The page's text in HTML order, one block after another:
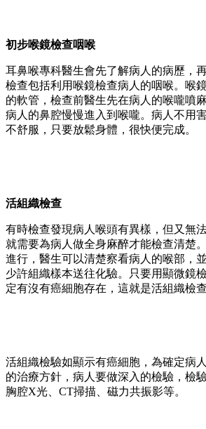
初步喉鏡檢查咽喉
耳鼻喉專科醫生會先了解病人的病歷，
檢查包括利用喉鏡檢查病人的咽喉。喉
的軟管，檢查前醫生先在病人的喉嚨噴
病人的鼻腔慢慢進入到喉嚨。病人不用
不舒服，只要放鬆身體，很快便完成。
活組織檢查
有時檢查發現病人喉頭有異樣，但又無
就需要為病人做全身麻醉才能檢查清楚
進行，醫生可以清楚察看病人的喉部，
少許組織樣本送往化驗。只要用顯微鏡
定有沒有癌細胞存在，這就是活組織檢查
活組織檢驗如顯示有癌細胞，為確定病
的治療方針，病人要做深入的檢驗，檢
胸腔X光、CT掃描、磁力共振影等。